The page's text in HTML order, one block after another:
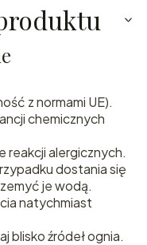
z normami UE).
chemicznych
alergicznych.
dostania się
je wodą.
natychmiast
blisko źródeł ognia.